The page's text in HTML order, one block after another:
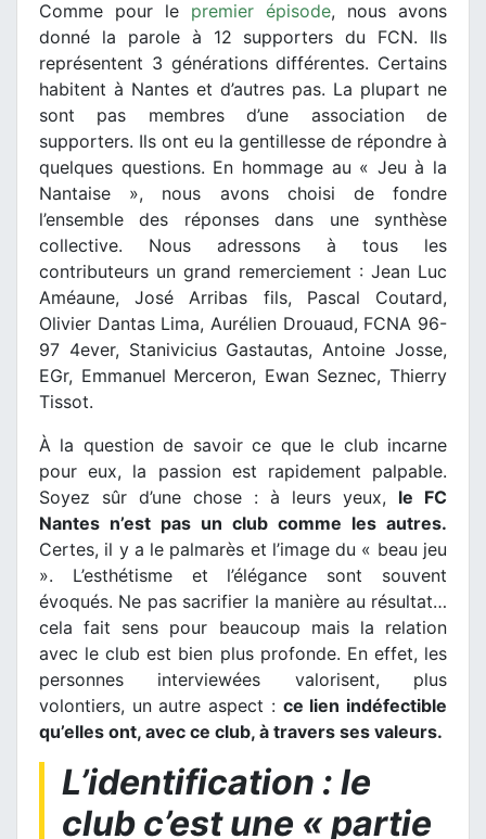
Comme pour le premier épisode, nous avons
donné la parole à 12 supporters du FCN. Ils
représentent 3 générations différentes. Certains
habitent à Nantes et d’autres pas. La plupart ne
sont pas membres d’une association de
supporters. Ils ont eu la gentillesse de répondre à
quelques questions. En hommage au « Jeu à la
Nantaise », nous avons choisi de fondre
l’ensemble des réponses dans une synthèse
collective. Nous adressons à tous les
contributeurs un grand remerciement : Jean Luc
Améaune, José Arribas fils, Pascal Coutard,
Olivier Dantas Lima, Aurélien Drouaud, FCNA 96-
97 4ever, Stanivicius Gastautas, Antoine Josse,
EGr, Emmanuel Merceron, Ewan Seznec, Thierry
Tissot.
À la question de savoir ce que le club incarne
pour eux, la passion est rapidement palpable.
Soyez sûr d’une chose : à leurs yeux, le FC
Nantes n’est pas un club comme les autres.
Certes, il y a le palmarès et l’image du « beau jeu
». L’esthétisme et l’élégance sont souvent
évoqués. Ne pas sacrifier la manière au résultat…
cela fait sens pour beaucoup mais la relation
avec le club est bien plus profonde. En effet, les
personnes interviewées valorisent, plus
volontiers, un autre aspect : ce lien indéfectible
qu’elles ont, avec ce club, à travers ses valeurs.
L’identification : le
club c’est une « partie